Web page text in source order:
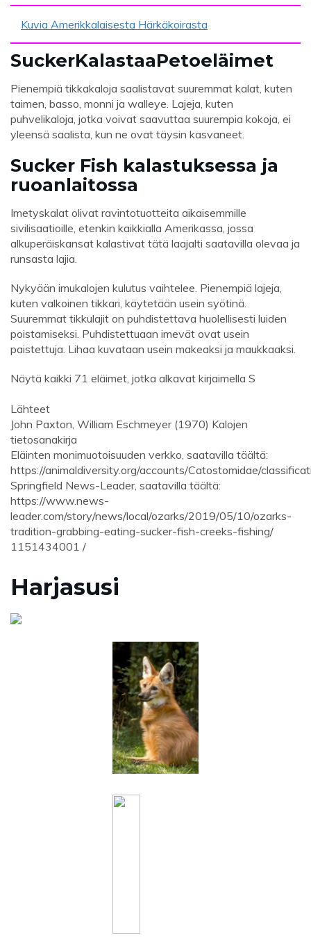
Kuvia Amerikkalaisesta Härkäkoirasta
SuckerKalastaaPetoeläimet
Pienempiä tikkakaloja saalistavat suuremmat kalat, kuten
taimen, basso, monni ja walleye. Lajeja, kuten
puhvelikaloja, jotka voivat saavuttaa suurempia kokoja, ei
yleensä saalista, kun ne ovat täysin kasvaneet.
Sucker Fish kalastuksessa ja
ruoanlaitossa
Imetyskalat olivat ravintotuotteita aikaisemmille
sivilisaatioille, etenkin kaikkialla Amerikassa, jossa
alkuperäiskansat kalastivat tätä laajalti saatavilla olevaa ja
runsasta lajia.
Nykyään imukalojen kulutus vaihtelee. Pienempiä lajeja,
kuten valkoinen tikkari, käytetään usein syötinä.
Suuremmat tikkulajit on puhdistettava huolellisesti luiden
poistamiseksi. Puhdistettuaan imevät ovat usein
paistettuja. Lihaa kuvataan usein makeaksi ja maukkaaksi.
Näytä kaikki 71 eläimet, jotka alkavat kirjaimella S
Lähteet
John Paxton, William Eschmeyer (1970) Kalojen
tietosanakirja
Eläinten monimuotoisuuden verkko, saatavilla täältä:
https://animaldiversity.org/accounts/Catostomidae/
Springfield News-Leader, saatavilla täältä:
https://www.news-
leader.com/story/news/local/ozarks/2019/05/10/ozarks-
tradition-grabbing-eating-sucker-fish-creeks-fishing/
1151434001 /
Harjasusi